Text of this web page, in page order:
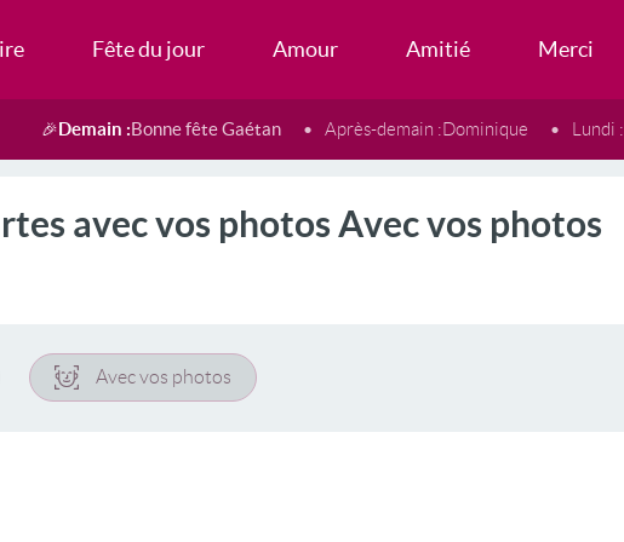
Fête du jour Amour Amitié Merci
🎉Demain :Bonne fête Gaétan Après-demain :Dominique Lundi :
avec vos photos Avec vos photos
Avec vos photos